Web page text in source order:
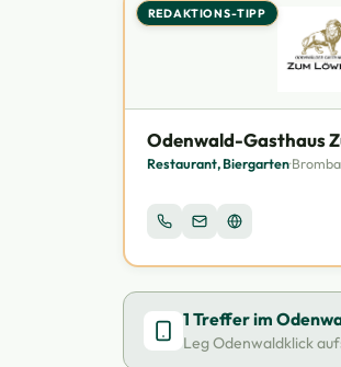
REDAKTIONS-TIPP
Odenwald-Gasthaus
Restaurant, Biergarten·
1 Treffer im
Leg Odenwaldklick